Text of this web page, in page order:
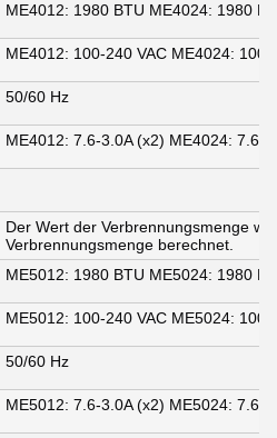
ME4012: 1980 BTU ME4024: 1980
ME4012: 100-240 VAC ME4024:
50/60 Hz
ME4012: 7.6-3.0A (x2) ME4024: 7.6-
Der Wert der Verbrennungsmenge
Verbrennungsmenge berechnet.
ME5012: 1980 BTU ME5024: 1980
ME5012: 100-240 VAC ME5024:
50/60 Hz
ME5012: 7.6-3.0A (x2) ME5024: 7.6-